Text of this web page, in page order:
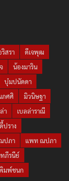
สรา
ดีเจพุฒ
น้องมาริน
บุ๋มปนัดดา
ภศศิ
มิวนิษฐา
า
เบลล่าราณี
ปราง
ปภา
แพท ณปภา
ภีรนีย์
มพ์ชนก